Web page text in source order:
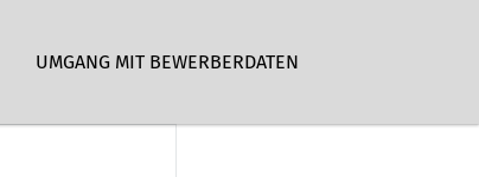
UMGANG MIT BEWERBERDATEN